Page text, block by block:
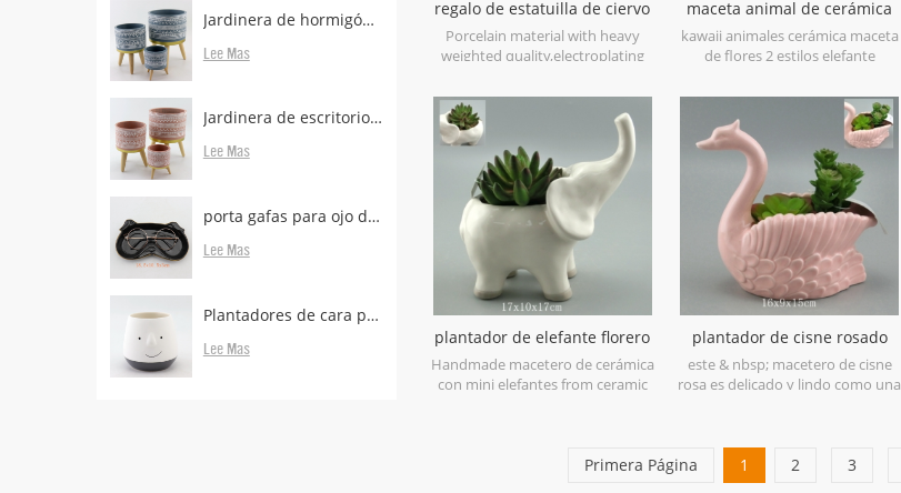
Jardinera de hormigón con patas de madera.
Lee Mas
Jardinera de escritorio de hormigón con patas boscosas en venta
Lee Mas
porta gafas para ojo de animal para escritorio
Lee Mas
Plantadores de cara proveedores y fabricantes.
Lee Mas
regalo de estatuilla de ciervo
y antílope de oro rosa
Porcelain material with heavy
weighted quality,electroplating
always popular as your home
decoration collection with figurita
de ciervos de cerámicadeco.
maceta animal de cerámica
del plantador suculento del
elefante
kawaii animales cerámica maceta
de flores 2 estilos elefante
suculentas plantas flor linda olla
plantador de elefante florero
maceta de cerámica blanca
Handmade macetero de cerámica
con mini elefantes from ceramic
plantador de cisne rosado
animal mini maceta
este & nbsp; macetero de cisne
rosa es delicado y lindo como una
para plantas suculentas, hierbas o
cualquier otra planta pequeña.
Primera Página 1 2 3